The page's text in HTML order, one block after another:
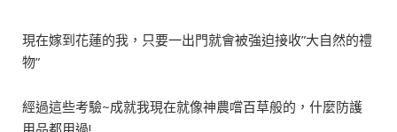
現在嫁到花蓮的我，只要一出門就會被強迫接收”大自然的禮
物”
經過這些考驗~成就我現在就像神農嚐百草般的，什麼防護